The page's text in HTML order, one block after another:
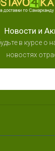
Новости и
в курсе о
новостях